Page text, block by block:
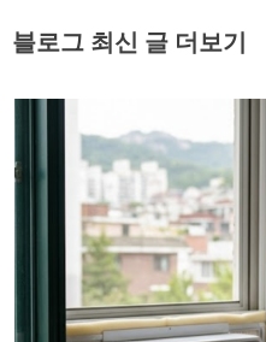
블로그 최신 글 더보기